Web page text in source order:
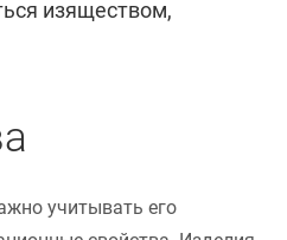
изяществом,
учитывать его